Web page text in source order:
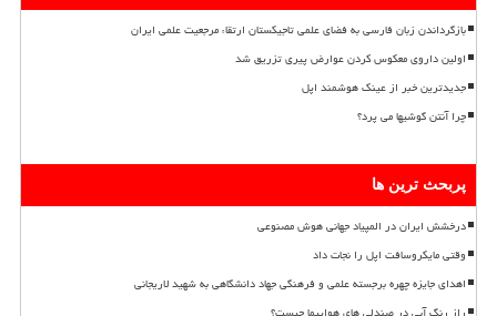
بازگرداندن زبان فارسی به فضای علمی تاجیکستان ارتقاء مرجعیت علمی ایران
اولین داروی معکوس کردن عوارض پیری تزریق شد
جدیدترین خبر از عینک هوشمند اپل
چرا آنتن گوشیها می پرد؟
پربحث ترین ها
درخشش ایران در المپیاد جهانی هوش مصنوعی
وقتی مایکروسافت اپل را نجات داد
اهدای جایزه چهره برجسته علمی و فرهنگی جهاد دانشگاهی به شهید لاریجانی